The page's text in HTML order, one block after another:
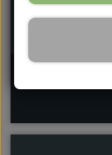
1 Kanal